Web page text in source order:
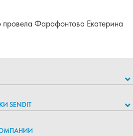
SENDIT
провела Фарафонтова Екатерина